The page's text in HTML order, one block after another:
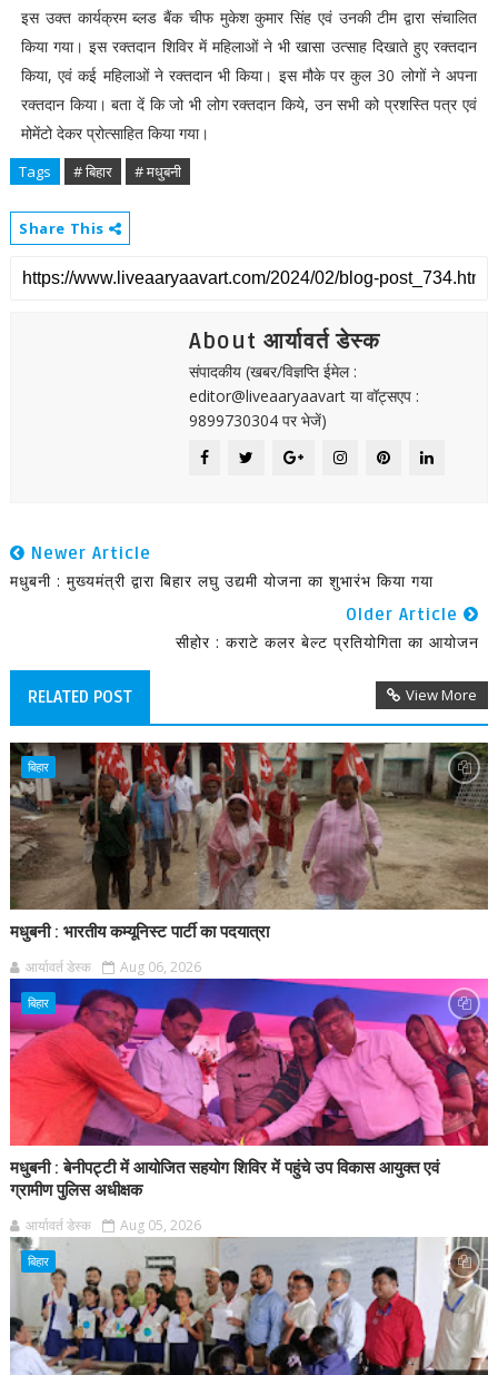
इस उक्त कार्यक्रम ब्लड बैंक चीफ मुकेश कुमार सिंह एवं उनकी टीम द्वारा संचालित
किया गया। इस रक्तदान शिविर में महिलाओं ने भी खासा उत्साह दिखाते हुए रक्तदान
किया, एवं कई महिलाओं ने रक्तदान भी किया। इस मौके पर कुल 30 लोगों ने अपना
रक्तदान किया। बता दें कि जो भी लोग रक्तदान किये, उन सभी को प्रशस्ति पत्र एवं
मोमेंटो देकर प्रोत्साहित किया गया।
Tags # बिहार # मधुबनी
Share This
About आर्यावर्त डेस्क
संपादकीय (खबर/विज्ञप्ति ईमेल :
editor@liveaaryaavart या वॉट्सएप :
9899730304 पर भेजें)
Newer Article
मधुबनी : मुख्यमंत्री द्वारा बिहार लघु उद्यमी योजना का शुभारंभ किया गया
Older Article
सीहोर : कराटे कलर बेल्ट प्रतियोगिता का आयोजन
RELATED POST View More
बिहार
मधुबनी : भारतीय कम्यूनिस्ट पार्टी का पदयात्रा
आर्यावर्त डेस्क Aug 06, 2026
बिहार
मधुबनी : बेनीपट्टी में आयोजित सहयोग शिविर में पहुंचे उप विकास आयुक्त एवं
ग्रामीण पुलिस अधीक्षक
आर्यावर्त डेस्क Aug 05, 2026
बिहार